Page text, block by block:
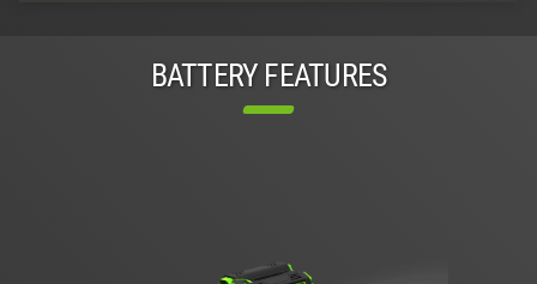
BATTERY FEATURES